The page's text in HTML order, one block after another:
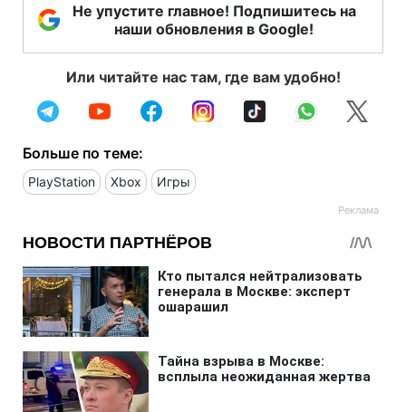
Не упустите главное! Подпишитесь на
наши обновления в Google!
Или читайте нас там, где вам удобно!
Больше по теме:
PlayStation Xbox Игры